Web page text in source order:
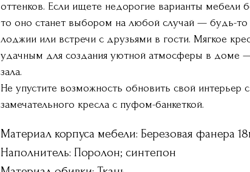
оттенков. Если ищете недорогие варианты мебели
то оно станет выбором на любой случай — будь-то
лоджии или встречи с друзьями в гости. Мягкое
удачным для создания уютной атмосферы в доме
зала.
Не упустите возможность обновить свой интерьер
замечательного кресла с пуфом-банкеткой.
Материал корпуса мебели: Березовая фанера
Наполнитель: Поролон; синтепон